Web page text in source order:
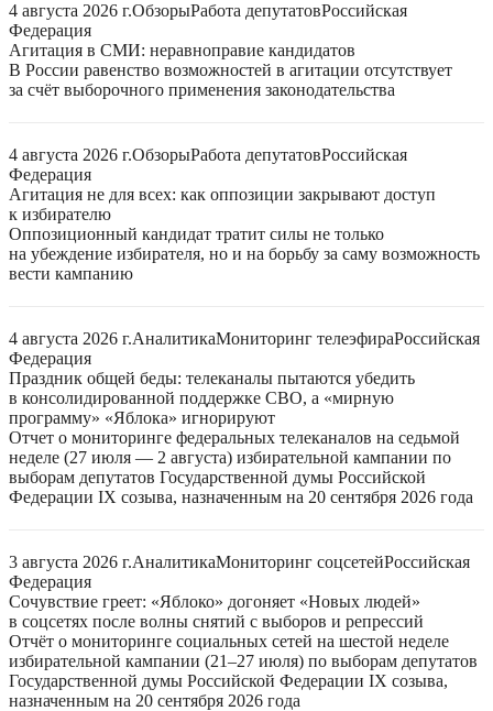
4 августа 2026 г.ОбзорыРабота депутатовРоссийская
Федерация
Агитация в СМИ: неравноправие кандидатов
В России равенство возможностей в агитации отсутствует
за счёт выборочного применения законодательства
4 августа 2026 г.ОбзорыРабота депутатовРоссийская
Федерация
Агитация не для всех: как оппозиции закрывают доступ
к избирателю
Оппозиционный кандидат тратит силы не только
на убеждение избирателя, но и на борьбу за саму возможность
вести кампанию
4 августа 2026 г.АналитикаМониторинг телеэфираРоссийская
Федерация
Праздник общей беды: телеканалы пытаются убедить
в консолидированной поддержке СВО, а «мирную
программу» «Яблока» игнорируют
Отчет о мониторинге федеральных телеканалов на седьмой
неделе (27 июля — 2 августа) избирательной кампании по
выборам депутатов Государственной думы Российской
Федерации IX созыва, назначенным на 20 сентября 2026 года
3 августа 2026 г.АналитикаМониторинг соцсетейРоссийская
Федерация
Сочувствие греет: «Яблоко» догоняет «Новых людей»
в соцсетях после волны снятий с выборов и репрессий
Отчёт о мониторинге социальных сетей на шестой неделе
избирательной кампании (21–27 июля) по выборам депутатов
Государственной думы Российской Федерации IX созыва,
назначенным на 20 сентября 2026 года